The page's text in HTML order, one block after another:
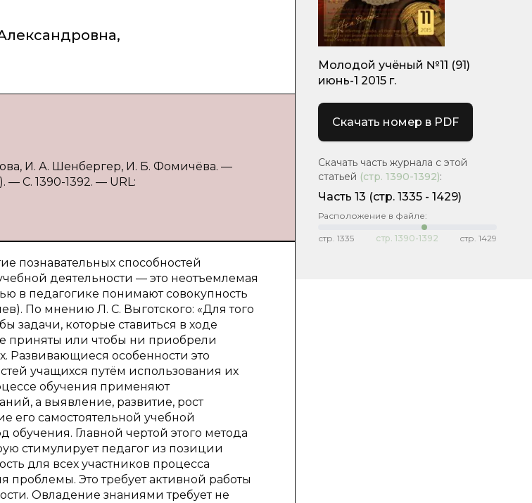
,
И. А. Шенбергер, И. Б. Фомичёва. —
С. 1390-1392. — URL:
познавательных способностей
деятельности — это неотъемлемая
в педагогике понимают совокупность
По мнению Л. С. Выготского: «Для того
задачи, которые ставиться в ходе
приняты или чтобы ни приобрели
Развивающиеся особенности это
учащихся путём использования их
обучения применяют
а выявление, развитие, рост
его самостоятельной учебной
Главной чертой этого метода
стимулирует педагог из позиции
для всех участников процесса
проблемы. Это требует активной работы
Овладение знаниями требует не
Молодой учёный №11 (91)
июнь-1 2015 г.
Скачать номер в PDF
Скачать часть журнала с этой
статьей (стр. 1390-1392):
Часть 13 (cтр. 1335 - 1429)
Расположение в файле:
стр. 1335 стр. 1390-1392 стр. 1429